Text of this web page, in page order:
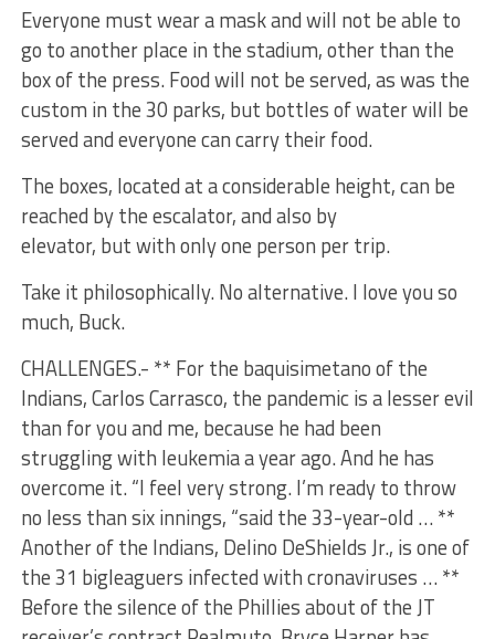
Everyone must wear a mask and will not be able to
go to another place in the stadium, other than the
box of the press. Food will not be served, as was the
custom in the 30 parks, but bottles of water will be
served and everyone can carry their food.
The boxes, located at a considerable height, can be
reached by the escalator, and also by
elevator, but with only one person per trip.
Take it philosophically. No alternative. I love you so
much, Buck.
CHALLENGES.- ** For the baquisimetano of the
Indians, Carlos Carrasco, the pandemic is a lesser evil
than for you and me, because he had been
struggling with leukemia a year ago. And he has
overcome it. “I feel very strong. I’m ready to throw
no less than six innings, “said the 33-year-old … **
Another of the Indians, Delino DeShields Jr., is one of
the 31 bigleaguers infected with cronaviruses … **
Before the silence of the Phillies about of the JT